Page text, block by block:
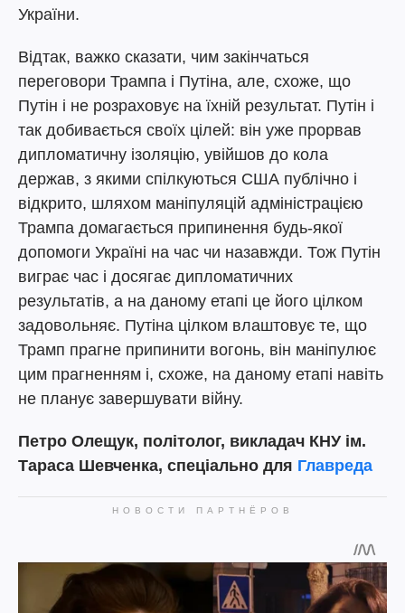
України.
Відтак, важко сказати, чим закінчаться
переговори Трампа і Путіна, але, схоже, що
Путін і не розраховує на їхній результат. Путін і
так добивається своїх цілей: він уже прорвав
дипломатичну ізоляцію, увійшов до кола
держав, з якими спілкуються США публічно і
відкрито, шляхом маніпуляцій адміністрацією
Трампа домагається припинення будь-якої
допомоги Україні на час чи назавжди. Тож Путін
виграє час і досягає дипломатичних
результатів, а на даному етапі це його цілком
задовольняє. Путіна цілком влаштовує те, що
Трамп прагне припинити вогонь, він маніпулює
цим прагненням і, схоже, на даному етапі навіть
не планує завершувати війну.
Петро Олещук, політолог, викладач КНУ ім.
Тараса Шевченка, спеціально для Главреда